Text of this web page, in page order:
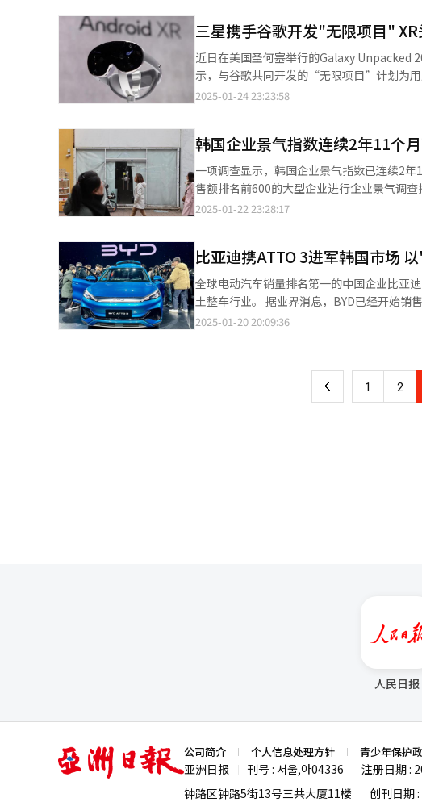
集团以123.93%的增幅，市值涨至76.84万亿
业的繁荣上受益，市值排名从前一年的第10位跃升至第5位。 其他排名前十的集团
元）、浦项制铁集团（42.5万亿韩元）、韩
（31.51万亿韩元）。韩华集团受益于海洋及航天业
13.07万亿韩元，连续三年排名下滑，从
间。相较于现代和起亚的同级别电动车型，这
亚迪韩国于本月23日公布的数据，自16日品
1000台。其中，ATTO 3 Plus版本占比高达
门以及瑞典音响品牌Dirac®的音响系统等豪
29%，京畿道占34%，其余地区占37%。 业内专家指出，比亚迪选择ATTO 3作为首款进军韩国市场的车型，具有深
得韩国消费者青睐，助力比亚迪迅速打开市场并提升品牌影响力。 在韩国汽车
而韩国通用、雷诺韩国和KG Mobility等中型
打破这一既定格局。 目前韩国中型车企中，仅KG Mobility推出了电动车型Torres EVX，但去年的销量表现并不理
想，仅售出6000辆。更具讽刺性的是，
指出："在使用相同核心技术的情况下，消费
——Equinox EV和Scenic E-Tech。然而，比
专家预测，即便这些车型采取激进的定价策略，
不会止步于ATTO 3。据悉，企业计划在
7"（SEALION 7）。这一产品矩阵的快速扩
竞争。 现代和起亚凭借其强大的品牌影响力和成熟的电动车产品线，如IONIQ系列和EV系列，在短期内仍能保持市场
以生存的价格优势正在被比亚迪瓦解。如果
巩固高端市场地位，而中型车企则需要重新定
三星携手谷歌开发"无限项目"
近日在美国圣何塞举行的Galaxy Unpacked
示，与谷歌共同开发的“无限项目”计划为
境的深刻理解以及广泛的Galaxy生态系统，已经占据提供逼真
Vision Pro展开竞争之意。 此次发布会上展出头显原型，但具体规格尚未公开。金基焕强调，XR项目的起点和核心
是与谷歌的紧密合作，操作系统（OS）
合。 金基焕进一步解释称，这种合作超越硬件和软件，同时涵盖操作系统、人工智能模型、终端设备、内容与服务等
多个领域，堪称两家企业合作的里程碑。他
Android XR平台的未来充满信心。 谈及选择以头显为首款Android XR设备的原因，金基焕表示，三星能够凭借尖端
XR体验。同时，该设备还注重长期佩戴的舒
现。 此外，Android XR平台的首要优势在于通用性，可适用于头显和智能眼镜等多种设备形态。三星计划以XR头显
的推出为起点，未来继续开发智能眼镜形式
升不同设备之间的互联体验，XR技术的开发
新。 当地时间22日，在美国圣何塞举行
2025-01-24 23:23:58
韩国企业景气指数连续2年11个
一项调查显示，韩国企业景气指数已连续2年11个月呈下滑趋势。 韩国经济人
售额排名前600的大型企业进行企业景气调
上月的97.3大幅下降12.7点。这是自2020年
度将大于制造业（93）。虽然制造业BSI预
2020年7月以来的最低水平。 在非制造业的细分领域，信息通信（56.3）、建筑（76.2）、批发零售（83.3）、电
力、燃气和水务（84.2）、休闲、住宿和餐
协指出，这一趋势主要源于内需持续低迷，导致消费疲软。 制造业方面，通用及精密
信设备（105.3）等行业的表现预计较为乐观
库存指数超过基准值100，反映出库存过剩的现象，成为经
（音）表示，高汇率和油价上涨等因素加剧
2025-01-22 23:28:17
比亚迪携ATTO 3进军韩国市场
全球电动汽车销量排名第一的中国企业比亚
土整车行业。 据业界消息，BYD已经开始销售其首款国内车型——紧凑型电动SUV“ATTO 3”。自2022年推出以
来，ATTO 3在全球市场已售出超过100万辆
韩元，在东南亚的售价则为3000万韩元左右。 由于使用LFP电池，预计ATTO 3在韩国的补贴额度不会太高。尽
此，由于其本身较低的售价，实际购买价格
可能会倾向选择比亚迪。长远来看，现代汽
场的同时，已在全国范围内建设展厅和售后
电动轿车“海豹”（SEAL）和中型电动SUV“
2025-01-20 20:09:36
上 1 2
人民日报
亚
洲
日
公司简介 个人信息处理方针 青少年保护
亚洲日报 刊号 : 서울,아04336 注册日期 :
钟路区钟路5街13号三共大厦11楼
创刊日期